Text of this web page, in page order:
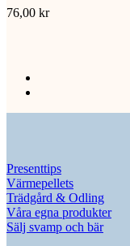
76,00 kr
Presenttips
Värmepellets
Trädgård & Odling
Våra egna produkter
Sälj svamp och bär